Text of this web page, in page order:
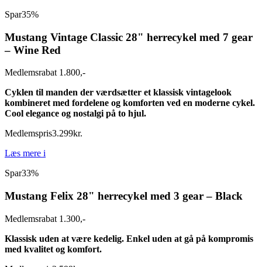
Spar35%
Mustang Vintage Classic 28" herrecykel med 7 gear
– Wine Red
Medlemsrabat 1.800,-
Cyklen til manden der værdsætter et klassisk vintagelook
kombineret med fordelene og komforten ved en moderne cykel.
Cool elegance og nostalgi på to hjul.
Medlemspris3.299kr.
Læs mere i
Spar33%
Mustang Felix 28" herrecykel med 3 gear – Black
Medlemsrabat 1.300,-
Klassisk uden at være kedelig. Enkel uden at gå på kompromis
med kvalitet og komfort.